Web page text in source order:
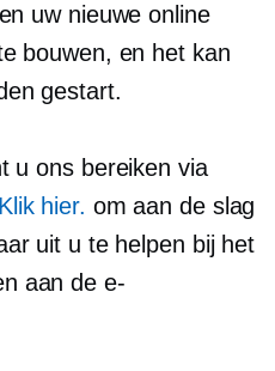
uw nieuwe online
bouwen, en het kan
gestart.
u ons bereiken via
Klik hier. om aan de slag
uit u te helpen bij het
aan de e-